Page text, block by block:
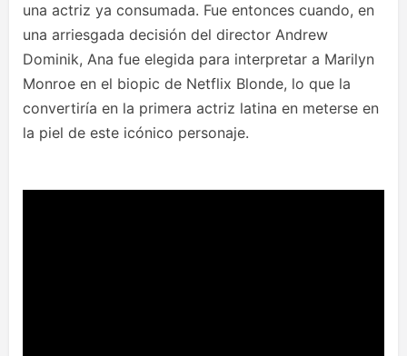
una actriz ya consumada. Fue entonces cuando, en
una arriesgada decisión del director Andrew
Dominik, Ana fue elegida para interpretar a Marilyn
Monroe en el biopic de Netflix Blonde, lo que la
convertiría en la primera actriz latina en meterse en
la piel de este icónico personaje.